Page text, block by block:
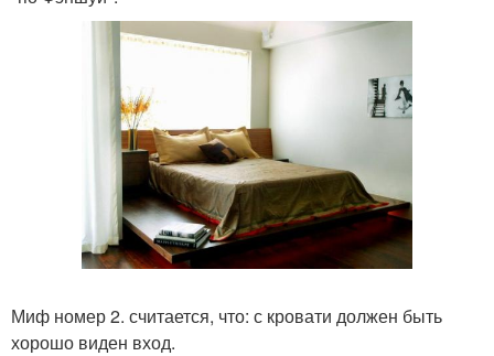
Миф номер 2. считается, что: с кровати должен быть
хорошо виден вход.